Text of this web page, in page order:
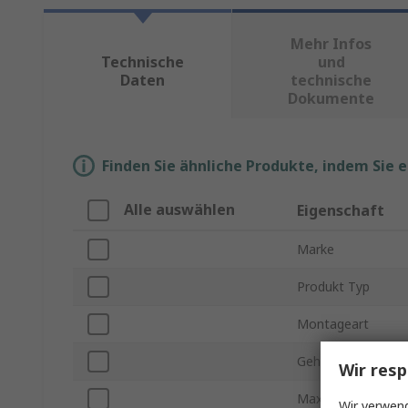
Technische
Daten
Mehr Infos
und
technische
Dokumente
Finden Sie ähnliche Produkte, indem
Alle auswählen Eigenschaft
Marke
Produkt Typ
Montageart
Gehäusegröße
Maximaler
Wir